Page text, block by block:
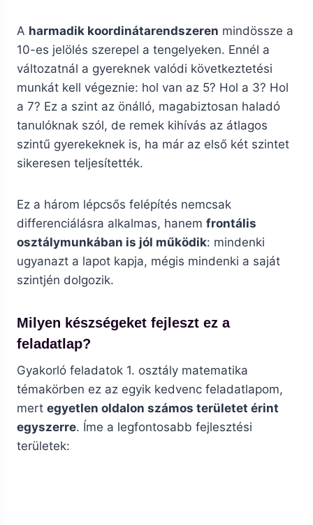
A harmadik koordinátarendszeren mindössze a
10-es jelölés szerepel a tengelyeken. Ennél a
változatnál a gyereknek valódi következtetési
munkát kell végeznie: hol van az 5? Hol a 3? Hol
a 7? Ez a szint az önálló, magabiztosan haladó
tanulóknak szól, de remek kihívás az átlagos
szintű gyerekeknek is, ha már az első két szintet
sikeresen teljesítették.
Ez a három lépcsős felépítés nemcsak
differenciálásra alkalmas, hanem frontális
osztálymunkában is jól működik: mindenki
ugyanazt a lapot kapja, mégis mindenki a saját
szintjén dolgozik.
Milyen készségeket fejleszt ez a
feladatlap?
Gyakorló feladatok 1. osztály matematika
témakörben ez az egyik kedvenc feladatlapom,
mert egyetlen oldalon számos területet érint
egyszerre. Íme a legfontosabb fejlesztési
területek: